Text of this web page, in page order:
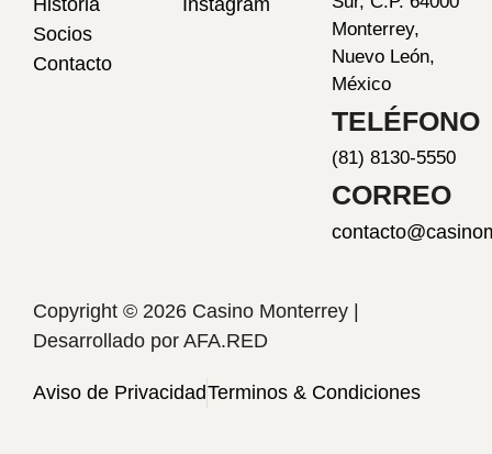
Historia
Socios
Contacto
Instagram
Monterrey,
Nuevo León,
México
TELÉFONO
(81) 8130-5550
CORREO
Copyright © 2026 Casino Monterrey |
Desarrollado por AFA.RED
Aviso de PrivacidadTerminos & Condiciones